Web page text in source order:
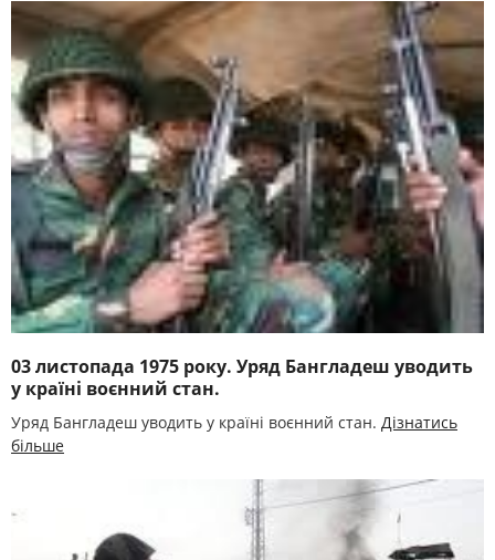
03 листопада 1975 року. Уряд Бангладеш уводить
у країні воєнний стан.
Уряд Бангладеш уводить у країні воєнний стан. Дізнатись
більше